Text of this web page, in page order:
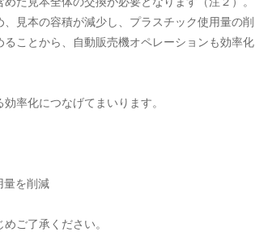
見本の容積が減少し、プラスチック使用量の削
ことから、自動販売機オペレーションも効率化
率化につなげてまいります。
量を削減
ご了承ください。